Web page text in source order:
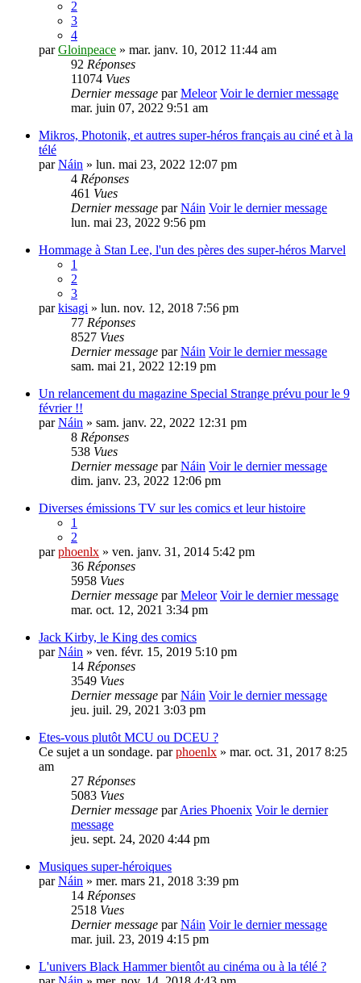
2
3
4
parGloinpeace » mar. janv. 10, 2012 11:44 am
92 Réponses
11074 Vues
Dernier message parMeleor Voir le dernier message
mar. juin 07, 2022 9:51 am
Mikros, Photonik, et autres super-héros français au ciné et à la
télé
parNáin » lun. mai 23, 2022 12:07 pm
4 Réponses
461 Vues
Dernier message parNáin Voir le dernier message
lun. mai 23, 2022 9:56 pm
Hommage à Stan Lee, l'un des pères des super-héros Marvel
1
2
3
parkisagi » lun. nov. 12, 2018 7:56 pm
77 Réponses
8527 Vues
Dernier message parNáin Voir le dernier message
sam. mai 21, 2022 12:19 pm
Un relancement du magazine Special Strange prévu pour le 9
février !!
parNáin » sam. janv. 22, 2022 12:31 pm
8 Réponses
538 Vues
Dernier message parNáin Voir le dernier message
dim. janv. 23, 2022 12:06 pm
Diverses émissions TV sur les comics et leur histoire
1
2
parphoenlx » ven. janv. 31, 2014 5:42 pm
36 Réponses
5958 Vues
Dernier message parMeleor Voir le dernier message
mar. oct. 12, 2021 3:34 pm
Jack Kirby, le King des comics
parNáin » ven. févr. 15, 2019 5:10 pm
14 Réponses
3549 Vues
Dernier message parNáin Voir le dernier message
jeu. juil. 29, 2021 3:03 pm
Etes-vous plutôt MCU ou DCEU ?
Ce sujet a un sondage. parphoenlx » mar. oct. 31, 2017 8:25
am
27 Réponses
5083 Vues
Dernier message parAries Phoenix Voir le dernier
message
jeu. sept. 24, 2020 4:44 pm
Musiques super-héroiques
parNáin » mer. mars 21, 2018 3:39 pm
14 Réponses
2518 Vues
Dernier message parNáin Voir le dernier message
mar. juil. 23, 2019 4:15 pm
L'univers Black Hammer bientôt au cinéma ou à la télé ?